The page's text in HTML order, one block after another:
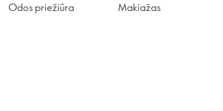
Odos priežiūra Makiažas